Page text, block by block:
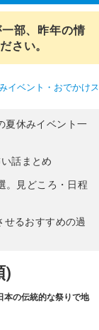
部、昨年の情
さい。
イベント・おでかけ
夏休みイベント一
話まとめ
。見どころ・日程
せるおすすめの過
)
本の伝統的な祭りで地